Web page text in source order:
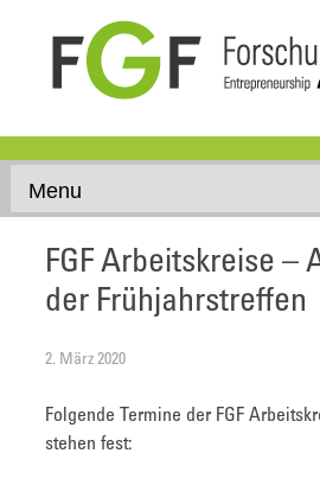
Skip to
FGF Arbeitskreise –
der Frühjahrstreffen
2. März 2020
Folgende Termine der FGF
stehen fest: